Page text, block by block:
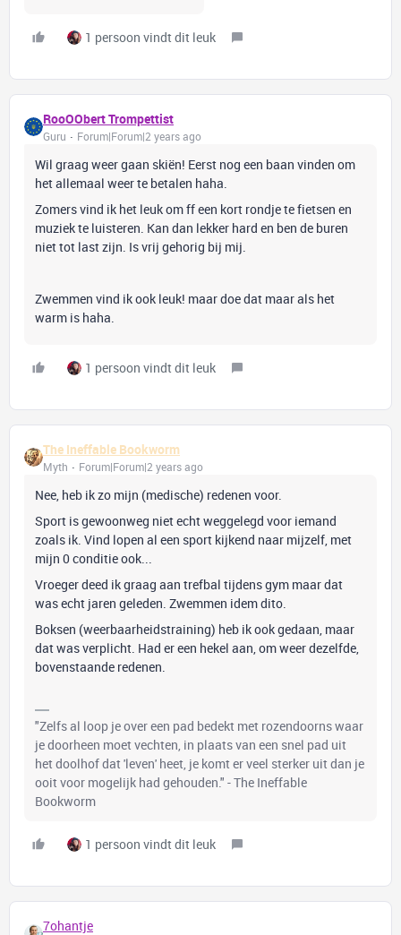
1 persoon vindt dit leuk
RooOObert Trompettist
Guru Forum|Forum|2 years ago
Wil graag weer gaan skiën! Eerst nog een baan vinden om
het allemaal weer te betalen haha.
Zomers vind ik het leuk om ff een kort rondje te fietsen en
muziek te luisteren. Kan dan lekker hard en ben de buren
niet tot last zijn. Is vrij gehorig bij mij.
Zwemmen vind ik ook leuk! maar doe dat maar als het
warm is haha.
1 persoon vindt dit leuk
The Ineffable Bookworm
Myth Forum|Forum|2 years ago
Nee, heb ik zo mijn (medische) redenen voor.
Sport is gewoonweg niet echt weggelegd voor iemand
zoals ik. Vind lopen al een sport kijkend naar mijzelf, met
mijn 0 conditie ook...
Vroeger deed ik graag aan trefbal tijdens gym maar dat
was echt jaren geleden. Zwemmen idem dito.
Boksen (weerbaarheidstraining) heb ik ook gedaan, maar
dat was verplicht. Had er een hekel aan, om weer dezelfde,
bovenstaande redenen.
"Zelfs al loop je over een pad bedekt met rozendoorns waar
je doorheen moet vechten, in plaats van een snel pad uit
het doolhof dat 'leven' heet, je komt er veel sterker uit dan je
ooit voor mogelijk had gehouden." - The Ineffable
Bookworm
1 persoon vindt dit leuk
7ohantje